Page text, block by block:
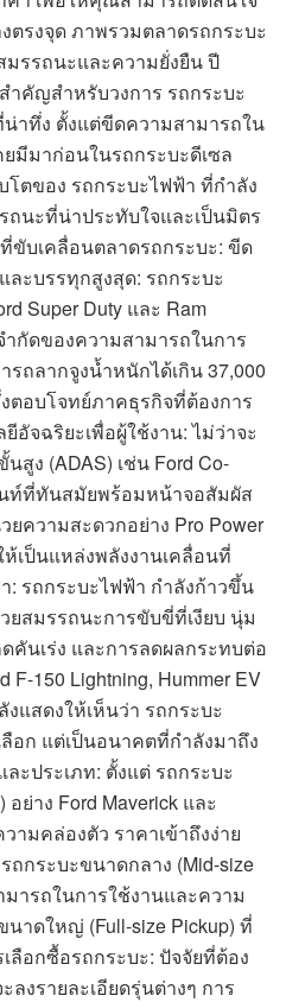
ตรงจุด ภาพรวมตลาดรถกระบะ
มรรถนะและความยั่งยืน ปี
ำคัญสำหรับวงการ รถกระบะ
น่าทึ่ง ตั้งแต่ขีดความสามารถใน
มีมาก่อนในรถกระบะดีเซล
โตของ รถกระบะไฟฟ้า ที่กำลัง
ถนะที่น่าประทับใจและเป็นมิตร
บเคลื่อนตลาดรถกระบะ: ขีด
ะบรรทุกสูงสุด: รถกระบะ
Super Duty และ Ram
กัดของความสามารถในการ
ถลากจูงน้ำหนักได้เกิน 37,000
อบโจทย์ภาคธุรกิจที่ต้องการ
อัจฉริยะเพื่อผู้ใช้งาน: ไม่ว่าจะ
สูง (ADAS) เช่น Ford Co-
ท์ที่ทันสมัยพร้อมหน้าจอสัมผัส
ความสะดวกอย่าง Pro Power
เป็นแหล่งพลังงานเคลื่อนที่
: รถกระบะไฟฟ้า กำลังก้าวขึ้น
ยสมรรถนะการขับขี่ที่เงียบ นุ่ม
นเร่ง และการลดผลกระทบต่อ
F-150 Lightning, Hummer EV
แสดงให้เห็นว่า รถกระบะ
อก แต่เป็นอนาคตที่กำลังมาถึง
ะประเภท: ตั้งแต่ รถกระบะ
ย่าง Ford Maverick และ
ามคล่องตัว ราคาเข้าถึงง่าย
กระบะขนาดกลาง (Mid-size
ารถในการใช้งานและความ
าดใหญ่ (Full-size Pickup) ที่
ลือกซื้อรถกระบะ: ปัจจัยที่ต้อง
งรายละเอียดรุ่นต่างๆ การ